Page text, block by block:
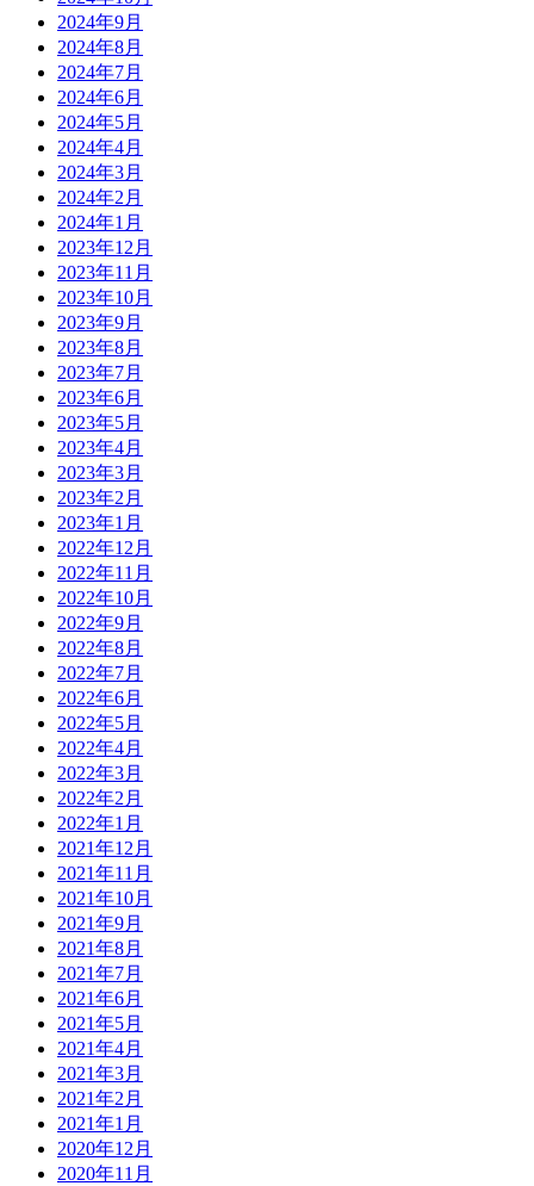
2024年9月
2024年8月
2024年7月
2024年6月
2024年5月
2024年4月
2024年3月
2024年2月
2024年1月
2023年12月
2023年11月
2023年10月
2023年9月
2023年8月
2023年7月
2023年6月
2023年5月
2023年4月
2023年3月
2023年2月
2023年1月
2022年12月
2022年11月
2022年10月
2022年9月
2022年8月
2022年7月
2022年6月
2022年5月
2022年4月
2022年3月
2022年2月
2022年1月
2021年12月
2021年11月
2021年10月
2021年9月
2021年8月
2021年7月
2021年6月
2021年5月
2021年4月
2021年3月
2021年2月
2021年1月
2020年12月
2020年11月